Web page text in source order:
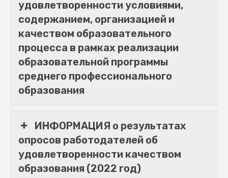
удовлетворенности условиями,
содержанием, организацией и
качеством образовательного
процесса в рамках реализации
образовательной программы
среднего профессионального
образования
ИНФОРМАЦИЯ о результатах
опросов работодателей об
удовлетворенности качеством
образования (2022 год)